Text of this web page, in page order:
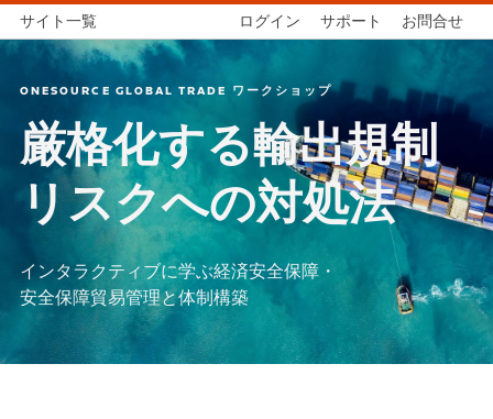
サイト一覧 ログイン サポート お問合せ
ONESOURCE GLOBAL TRADE ワークショップ
厳格化する輸出規制
リスクへの対処法
インタラクティブに学ぶ経済安全保障・
安全保障貿易管理と体制構築